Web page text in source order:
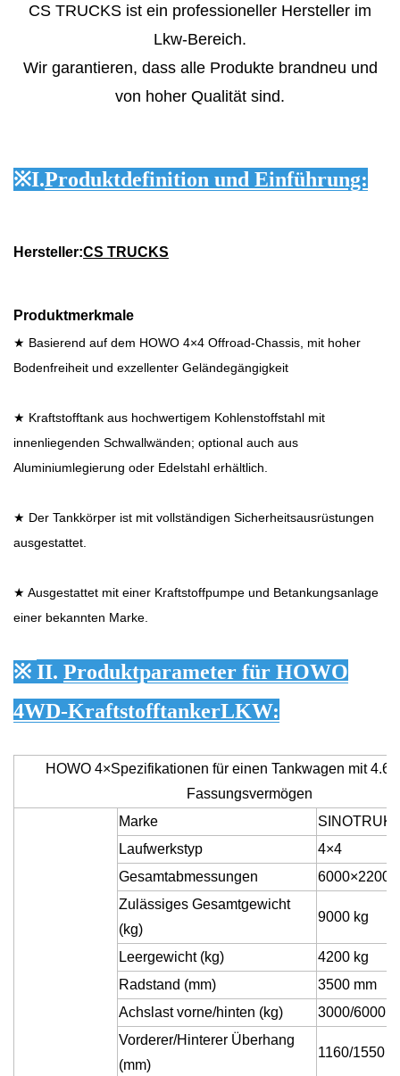
CS TRUCKS ist ein professioneller Hersteller im
Lkw-Bereich.
Wir garantieren, dass alle Produkte brandneu und
von hoher Qualität sind.
※I.Produktdefinition und Einführung:
Hersteller:CS TRUCKS
Produktmerkmale
★ Basierend auf dem HOWO 4×4 Offroad-Chassis, mit hoher
Bodenfreiheit und exzellenter Geländegängigkeit
★ Kraftstofftank aus hochwertigem Kohlenstoffstahl mit
innenliegenden Schwallwänden; optional auch aus
Aluminiumlegierung oder Edelstahl erhältlich.
★ Der Tankkörper ist mit vollständigen Sicherheitsausrüstungen
ausgestattet.
★ Ausgestattet mit einer Kraftstoffpumpe und Betankungsanlage
einer bekannten Marke.
※ II. Produktparameter für HOWO
4WD-KraftstofftankerLKW:
HOWO 4×Spezifikationen für einen Tankwagen mit
Fassungsvermögen
Marke
SINOTRUK
Laufwerkstyp
4×4
Gesamtabmessungen
6000×2200
Zulässiges Gesamtgewicht
(kg)
9000 kg
Leergewicht (kg)
4200 kg
Radstand (mm)
3500 mm
Achslast vorne/hinten (kg)
3000/6000
Vorderer/Hinterer Überhang
(mm)
1160/1550